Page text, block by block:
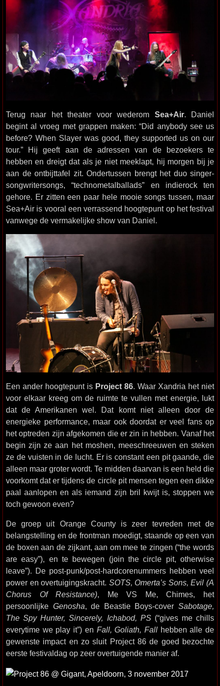
Terug naar het theater voor wederom Sea+Air. Daniel
begint al vroeg met grappen maken: “Did anybody see us
before? When Slayer was good, they supported us on our
tour.” Hij geeft aan de adressen van de bezoekers te
hebben en dreigt dat als je niet meeklapt, hij morgen bij je
aan de ontbijttafel zit. Ondertussen brengt het duo singer-
songwritersongs, “technometalballads” en indierock ten
gehore. Er zitten een paar hele mooie songs tussen, maar
Sea+Air is vooral een verrassend hoogtepunt op het festival
vanwege de vermakelijke show van Daniel.
Een ander hoogtepunt is Project 86. Waar Xandria het niet
voor elkaar kreeg om de ruimte te vullen met energie, lukt
dat de Amerikanen wel. Dat komt niet alleen door de
energieke performance, maar ook doordat er veel fans op
het optreden zijn afgekomen die er zin in hebben. Vanaf het
begin zijn ze aan het moshen, meeschreeuwen en steken
ze de vuisten in de lucht. Er is constant een pit gaande, die
alleen maar groter wordt. Te midden daarvan is een held die
voorkomt dat er tijdens de circle pit mensen tegen een dikke
paal aanlopen en als iemand zijn bril kwijt is, stoppen we
toch gewoon even?
De groep uit Orange County is zeer tevreden met de
belangstelling en de frontman moedigt, staande op een van
de boxen aan de zijkant, aan om mee te zingen (“the words
are easy”), en te bewegen (join the circle pit, otherwise
leave”). De post-punk/post-hardcorenummers hebben veel
power en overtuigingskracht. SOTS, Omerta’s Sons, Evil (A
Chorus Of Resistance), Me VS Me, Chimes, het
persoonlijke Genosha, de Beastie Boys-coverSabotage,
The Spy Hunter, Sincerely, Ichabod, PS(“gives me chills
everytime we play it”) en Fall, Goliath, Fallhebben alle de
gewenste impact en zo sluit Project 86 de goed bezochte
eerste festivaldag op zeer overtuigende manier af.